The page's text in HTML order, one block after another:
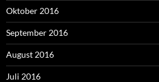
Oktober 2016
September 2016
August 2016
Juli 2016